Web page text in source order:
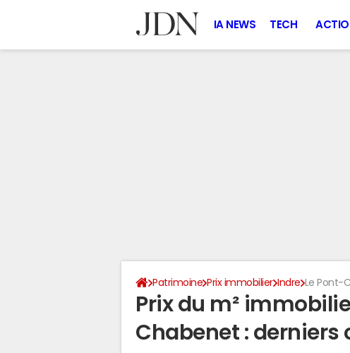
IA NEWS TECH
Patrimoine Prix immobilier Indre Le Pont-
Prix du m²
Chabenet :